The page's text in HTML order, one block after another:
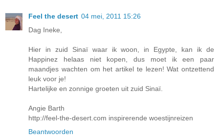
Feel the desert 04 mei, 2011 15:26
Dag Ineke,
Hier in zuid Sinaï waar ik woon, in Egypte, kan ik de
Happinez helaas niet kopen, dus moet ik een paar
maandjes wachten om het artikel te lezen! Wat ontzettend
leuk voor je!
Hartelijke en zonnige groeten uit zuid Sinaï.
Angie Barth
http://feel-the-desert.com inspirerende woestijnreizen
Beantwoorden